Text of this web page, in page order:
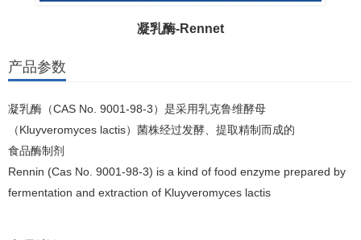
凝乳酶-Rennet
产品参数
凝乳酶（CAS No. 9001-98-3）是采用乳克鲁维酵母
（Kluyveromyces lactis）菌株经过发酵、提取精制而成的
食品酶制剂
Rennin (Cas No. 9001-98-3) is a kind of food enzyme prepared by
fermentation and extraction of Kluyveromyces lactis